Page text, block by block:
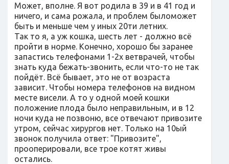
Может, вполне. Я вот родила в 39 и в 41 год и
ничего, и сама рожала, и проблем быломожет
быть и меньше чем у иных 20ти летних.
Так то я, а уж кошка, шесть лет - должно всё
пройти в норме. Конечно, хорошо бы заранее
запастись телефонами 1-2х ветврачей, чтобы
знать куда бежать-звонить, если что-то не так
пойдёт. Всё бывает, это не от возраста
зависит. Чтобы номера телефонов на видном
месте висели. А то у одной моей кошки
положение плода было неправильным, и в 12
ночи куда не позвоню, все отвечают привозите
утром, сейчас хирургов нет. Только на 10ый
звонок получила ответ: "Привозите",
прооперировали, все трое котят живы
остались.